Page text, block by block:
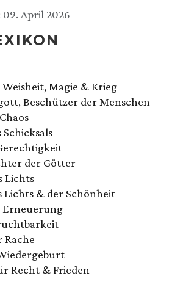
April 2026
Magie & Krieg
Beschützer der Menschen
Schicksals
der Götter
Lichts
Lichts & der Schönheit
Erneuerung
Rache
Recht & Frieden